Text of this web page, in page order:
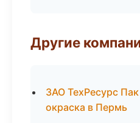
Другие
ЗАО ТехРесурс
окраска в Пермь